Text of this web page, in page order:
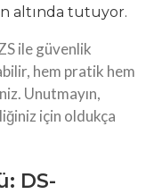
altında tutuyor.
ile güvenlik
hem pratik hem
Unutmayın,
için oldukça
DS-